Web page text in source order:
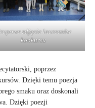
zdjęcie laureatów
konkursu
poprzez
Dzięki temu poezja
smaku oraz doskonali
Dzięki poezji